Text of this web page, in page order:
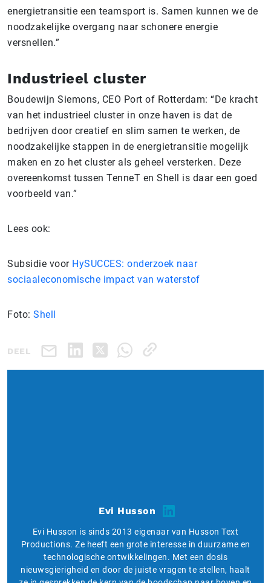
energietransitie een teamsport is. Samen kunnen we de
noodzakelijke overgang naar schonere energie
versnellen.”
Industrieel cluster
Boudewijn Siemons, CEO Port of Rotterdam: “De kracht
van het industrieel cluster in onze haven is dat de
bedrijven door creatief en slim samen te werken, de
noodzakelijke stappen in de energietransitie mogelijk
maken en zo het cluster als geheel versterken. Deze
overeenkomst tussen TenneT en Shell is daar een goed
voorbeeld van.”
Lees ook:
Subsidie voor HySUCCES: onderzoek naar
sociaaleconomische impact van waterstof
Foto: Shell
DEEL
Evi Husson
Evi Husson is sinds 2013 eigenaar van Husson Text
Productions. Ze heeft een grote interesse in duurzame en
technologische ontwikkelingen. Met een dosis
nieuwsgierigheid en door de juiste vragen te stellen, haalt